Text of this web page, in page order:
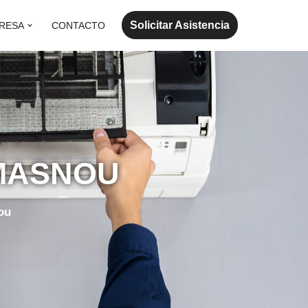
CONTACTO Solicitar Asistencia